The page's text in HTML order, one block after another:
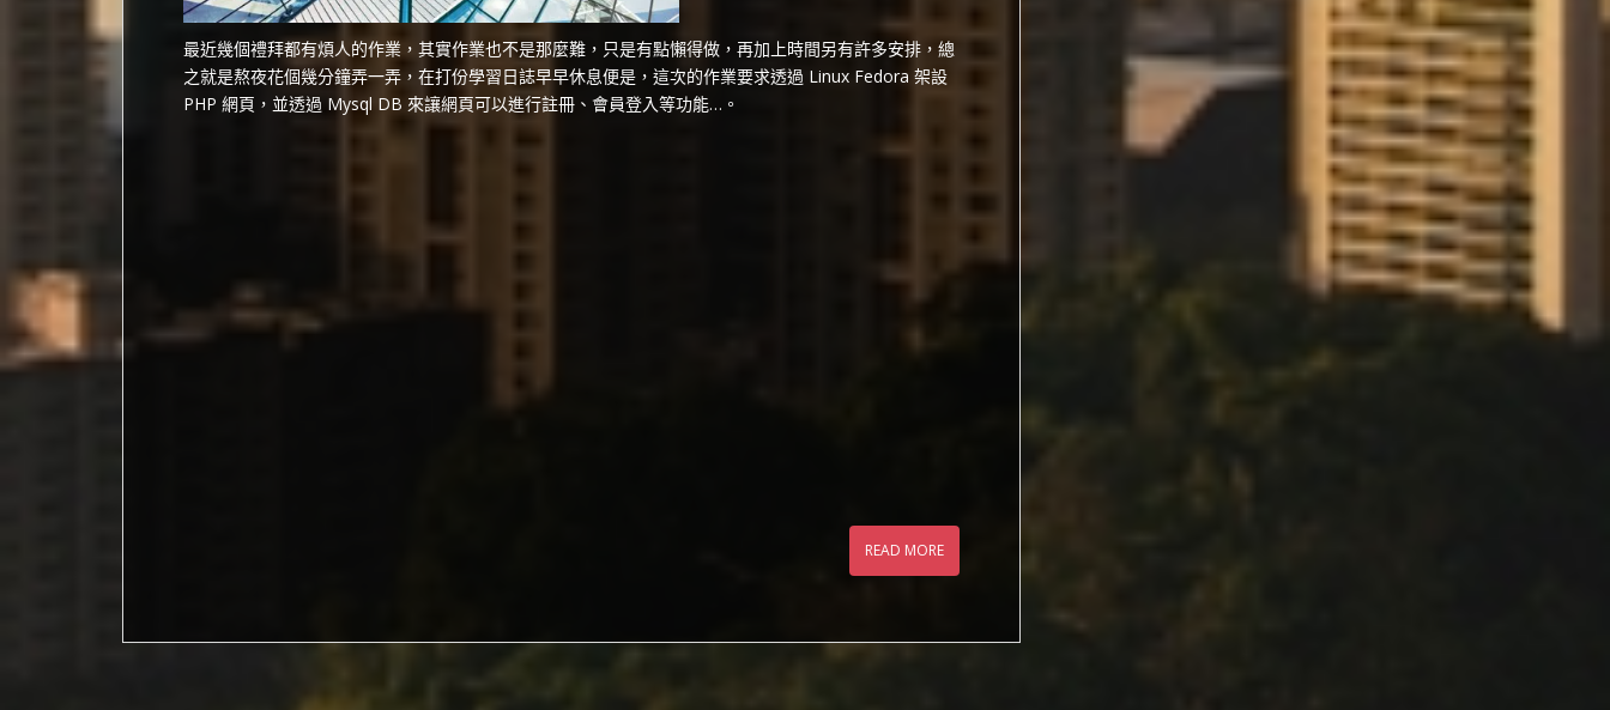
最近幾個禮拜都有煩人的作業，其實作業也不是那麼難，只是有點懶得做，再加上時間另有許多安排，總
之就是熬夜花個幾分鐘弄一弄，在打份學習日誌早早休息便是，這次的作業要求透過 Linux Fedora 架設
PHP 網頁，並透過 Mysql DB 來讓網頁可以進行註冊、會員登入等功能…。
READ MORE